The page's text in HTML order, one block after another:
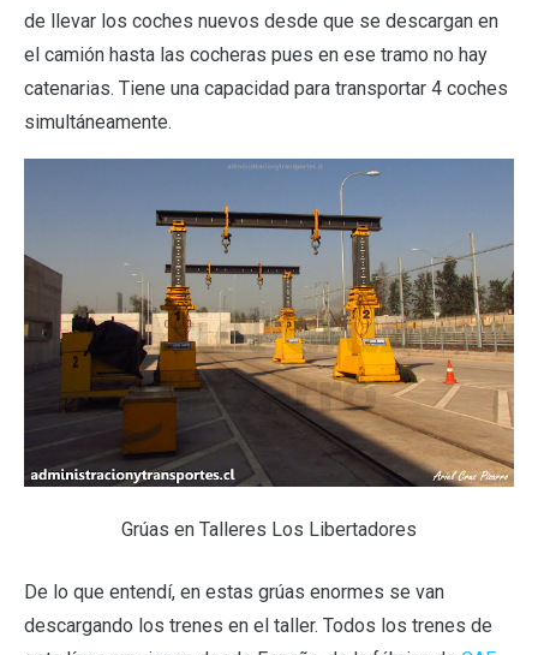
de llevar los coches nuevos desde que se descargan en
el camión hasta las cocheras pues en ese tramo no hay
catenarias. Tiene una capacidad para transportar 4 coches
simultáneamente.
Grúas en Talleres Los Libertadores
De lo que entendí, en estas grúas enormes se van
descargando los trenes en el taller. Todos los trenes de